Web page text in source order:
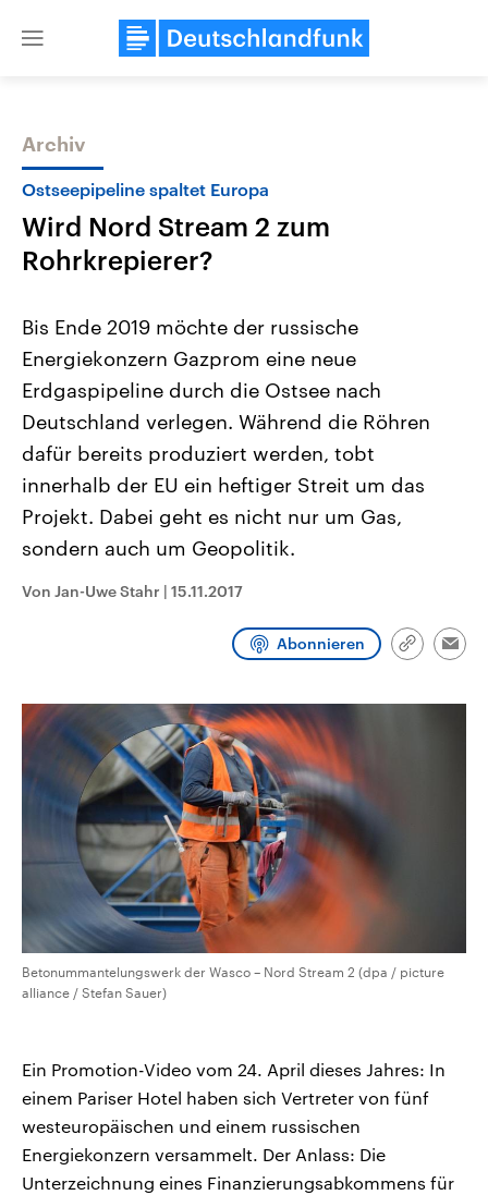
Close
Themen
Landtagswahl Sachsen-Anhalt
2026
Alle Informationen
Sachsen-Anhalt wählt am 6.
September 2026 einen neuen
Landtag. Seit 2021 wird das
Bundesland von einer Koalition aus
Umfragen, Prognosen,
Wahlprogramme, aktuelle Berichte
und Hintergründe zu den Parteien
Wahl.
Aktuelle Beiträge,
Hintergründe
Wirtschaftlich und
gehören die Vereinigten
den mächtigsten Ländern
mit großem Einfluss auf
Sendungen Programm Podcasts
Archiv
Ostseepipeline spaltet Europa
Wird Nord Stream 2 zum
Rohrkrepierer?
Bis Ende 2019 möchte der russische
Energiekonzern Gazprom eine neue
Erdgaspipeline durch die Ostsee nach
Deutschland verlegen. Während die Röhren
dafür bereits produziert werden, tobt
innerhalb der EU ein heftiger Streit um das
Projekt. Dabei geht es nicht nur um Gas,
sondern auch um Geopolitik.
Von Jan-Uwe Stahr | 15.11.2017
Abonnieren
Link
Betonummantelungswerk der Wasco – Nord Stream 2 (dpa / picture
alliance / Stefan Sauer)
Ein Promotion-Video vom 24. April dieses Jahres: In
einem Pariser Hotel haben sich Vertreter von fünf
westeuropäischen und einem russischen
Energiekonzern versammelt. Der Anlass: Die
Unterzeichnung eines Finanzierungsabkommens für